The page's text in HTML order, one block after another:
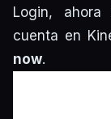
Login,
cuenta en
now.